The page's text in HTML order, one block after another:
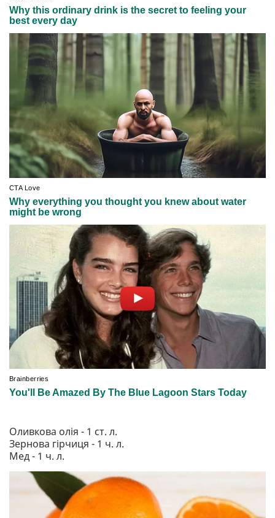
Оливкова олія - 1 ст. л.
Зернова гірчиця - 1 ч. л.
Мед - 1 ч. л.